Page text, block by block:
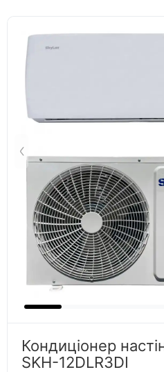
Кондиціонер
SKH-12DLR3DI